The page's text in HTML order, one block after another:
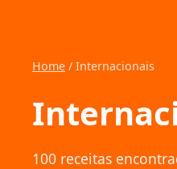
Home / Internacionais
100 receitas